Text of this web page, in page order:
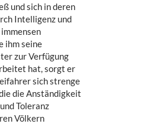
und sich in deren
Intelligenz und
ihm seine
zur Verfügung
hat, sorgt er
sich strenge
die Anständigkeit
Toleranz
Völkern